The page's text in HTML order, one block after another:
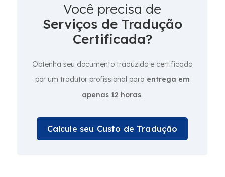
Você precisa de
Serviços de Tradução
Certificada?
Obtenha seu documento traduzido e certificado
por um tradutor profissional para entrega em
apenas 12 horas.
Calcule seu Custo de Tradução